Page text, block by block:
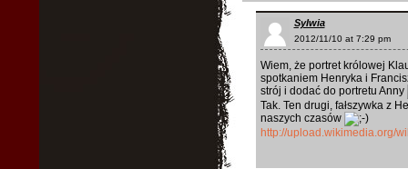
Sylwia
2012/11/10 at 7:29 pm
Wiem, że portret królowej
spotkaniem Henryka i
strój i dodać do portretu Anny
Tak. Ten drugi, fałszywka z
naszych czasów
http://upload.wikimedia.org/